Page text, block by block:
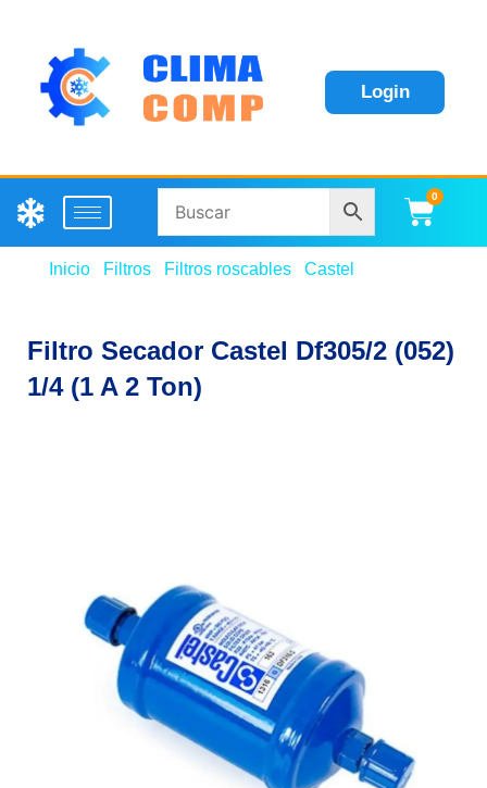
Login
0
Inicio Filtros Filtros roscables Castel
Filtro Secador Castel Df305/2 (052)
1/4 (1 A 2 Ton)